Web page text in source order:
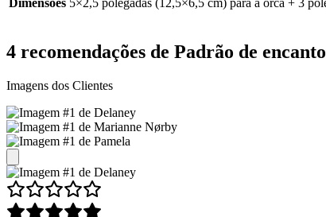
4 recomendações de Padrão de
Imagens dos Clientes